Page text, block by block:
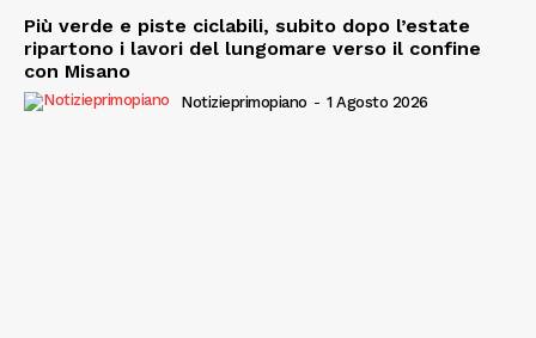
Più verde e piste ciclabili, subito dopo l’estate
ripartono i lavori del lungomare verso il confine
con Misano
Notizieprimopiano - 1 Agosto 2026